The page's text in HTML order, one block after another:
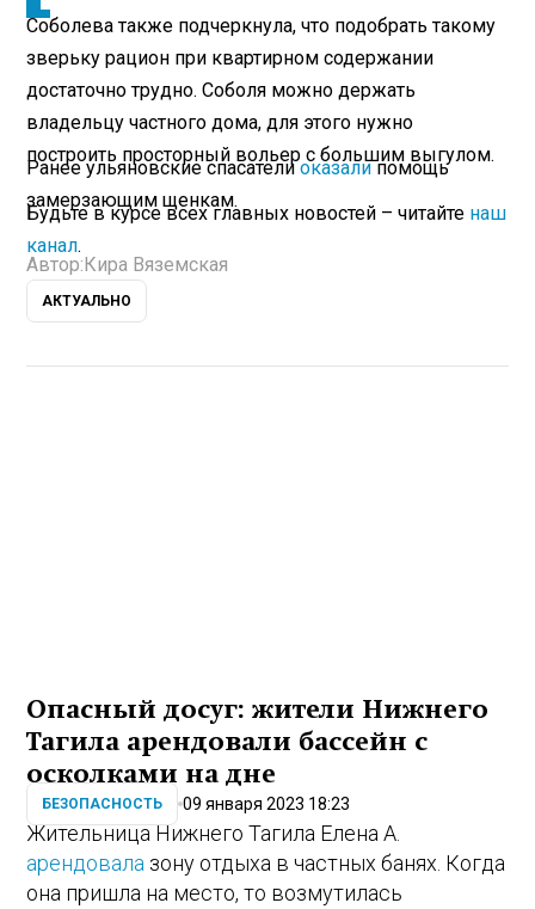
Соболева также подчеркнула, что подобрать такому
зверьку рацион при квартирном содержании
достаточно трудно. Соболя можно держать
владельцу частного дома, для этого нужно
построить просторный вольер с большим выгулом.
Ранее ульяновские спасателиоказалипомощь
замерзающим щенкам.
Будьте в курсе всех главных новостей – читайте наш
канал.
Автор: Кира Вяземская
АКТУАЛЬНО
Опасный досуг: жители Нижнего
Тагила арендовали бассейн с
осколками на дне
БЕЗОПАСНОСТЬ 09 января 2023 18:23
Жительница Нижнего Тагила Елена А.
арендовала зону отдыха в частных банях. Когда
она пришла на место, то возмутилась